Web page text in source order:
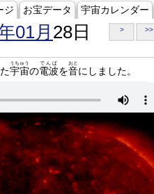
ジ お宝データ 宇宙カレンダー
01月 28日 > >>
宇宙
うちゅう
の電波
でんぱ
を音
おと
にしました。